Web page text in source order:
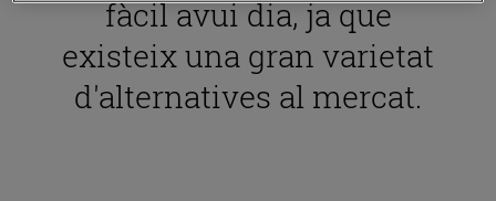
fàcil avui dia, ja que
existeix una gran varietat
d'alternatives al mercat.